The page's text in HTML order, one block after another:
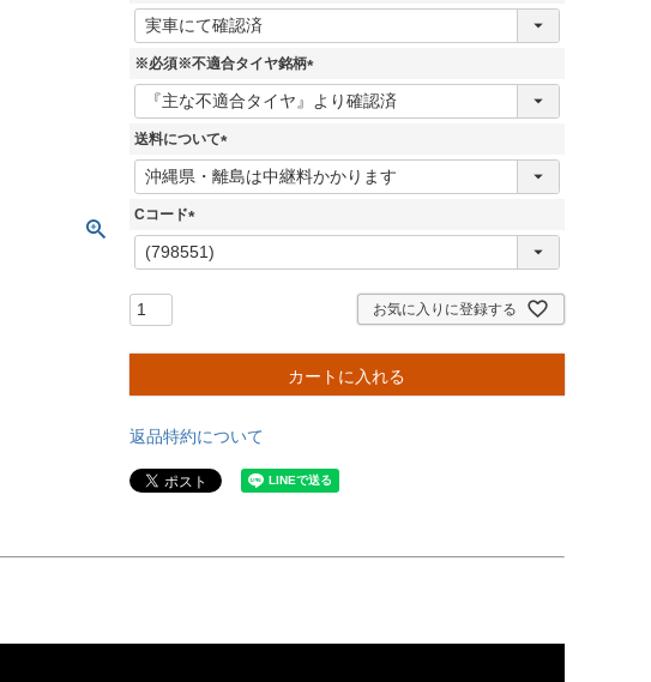
(
※必須※不適合タイヤ銘柄
(
必
送料について
(
必
Cコード
(
必
お気に入りに登録する
カートに入れる
返品特約について